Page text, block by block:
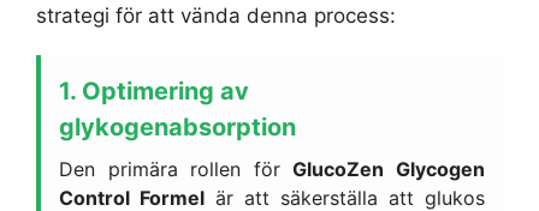
strategi för att vända denna process:
1. Optimering av
glykogenabsorption
Den primära rollen förGlucoZen Glycogen
Control Formel är att säkerställa att glukos